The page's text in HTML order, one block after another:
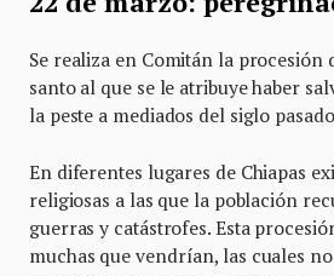
Se realiza en Comitán la procesión
santo al que se le atribuye haber
la peste a mediados del siglo pasado
En diferentes lugares de Chiapas
religiosas a las que la población
guerras y catástrofes. Esta
muchas que vendrían, las cuales